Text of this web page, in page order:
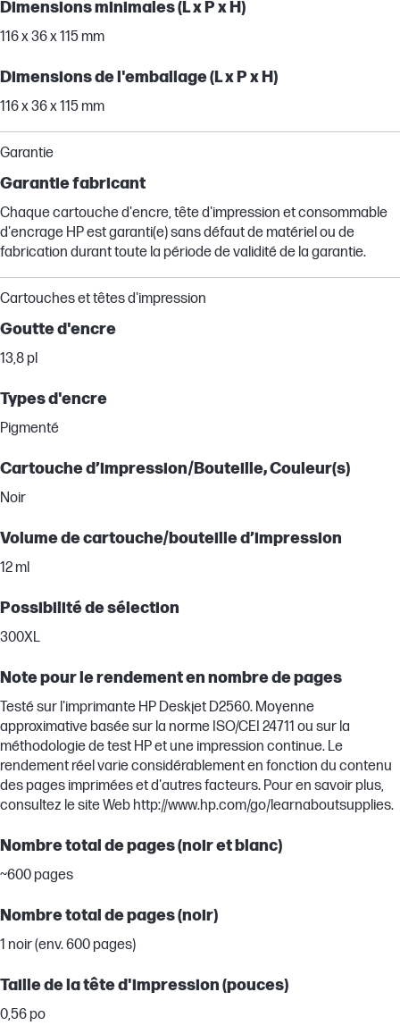
Dimensions minimales (L x P x H)
116 x 36 x 115 mm
Dimensions de l'emballage (L x P x H)
116 x 36 x 115 mm
Garantie
Garantie fabricant
Chaque cartouche d'encre, tête d'impression et consommable
d'encrage HP est garanti(e) sans défaut de matériel ou de
fabrication durant toute la période de validité de la garantie.
Cartouches et têtes d'impression
Goutte d'encre
13,8 pl
Types d'encre
Pigmenté
Cartouche d’impression/Bouteille, Couleur(s)
Noir
Volume de cartouche/bouteille d’impression
12 ml
Possibilité de sélection
300XL
Note pour le rendement en nombre de pages
Testé sur l'imprimante HP Deskjet D2560. Moyenne
approximative basée sur la norme ISO/CEI 24711 ou sur la
méthodologie de test HP et une impression continue. Le
rendement réel varie considérablement en fonction du contenu
des pages imprimées et d'autres facteurs. Pour en savoir plus,
consultez le site Web http://www.hp.com/go/learnaboutsupplies.
Nombre total de pages (noir et blanc)
~600 pages
Nombre total de pages (noir)
1 noir (env. 600 pages)
Taille de la tête d'impression (pouces)
0,56 po